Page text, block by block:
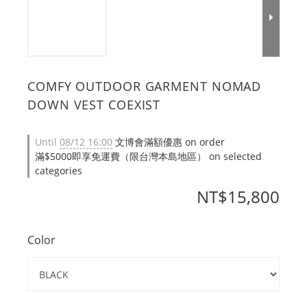
COMFY OUTDOOR GARMENT NOMAD
DOWN VEST COEXIST
Until 08/12 16:00 文博會滿額優惠 on order
滿$5000即享免運費（限台灣本島地區） on selected
categories
NT$15,800
Color